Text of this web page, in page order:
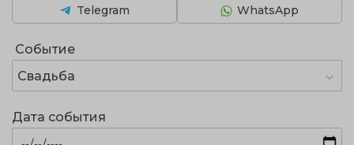
Событие
Свадьба
Дата события
WhatsApp
Telegram